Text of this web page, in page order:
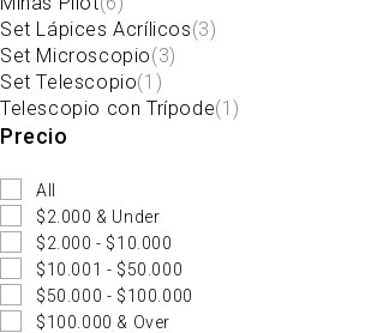
Set Lápices Acrílicos(3)
Set Microscopio(3)
Set Telescopio(1)
Telescopio con Trípode(1)
Precio
All
$2.000 & Under
$2.000 - $10.000
$10.001 - $50.000
$50.000 - $100.000
$100.000 & Over